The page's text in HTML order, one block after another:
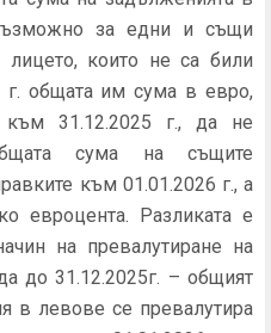
за едни и същи
които не са били
г. общата им сума в евро,
към 31.12.2025 г., да не
сума на същите
към 01.01.2026 г., а
евроцента. Разликата е
на превалутиране на
до 31.12.2025г. – общият
в левове се превалутира